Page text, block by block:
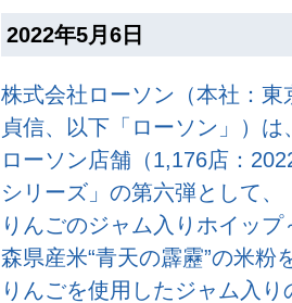
2022年5月6日
株式会社ローソン（本社：
貞信、以下「ローソン」）
ローソン店舗（1,176店：
シリーズ」の第六弾として
りんごのジャム入りホイッ
森県産米“青天の霹靂”の米
りんごを使用したジャム入